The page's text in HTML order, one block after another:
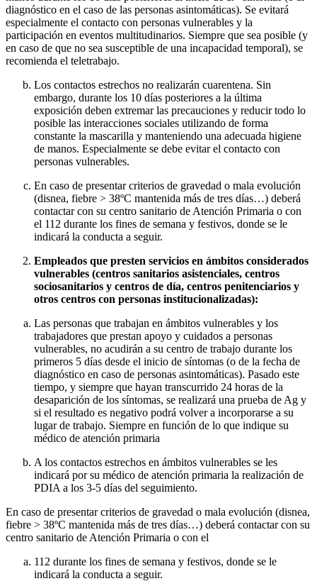
diagnóstico en el caso de las personas asintomáticas). Se evitará
especialmente el contacto con personas vulnerables y la
participación en eventos multitudinarios. Siempre que sea posible (y
en caso de que no sea susceptible de una incapacidad temporal), se
recomienda el teletrabajo.
Los contactos estrechos no realizarán cuarentena. Sin
embargo, durante los 10 días posteriores a la última
exposición deben extremar las precauciones y reducir todo lo
posible las interacciones sociales utilizando de forma
constante la mascarilla y manteniendo una adecuada higiene
de manos. Especialmente se debe evitar el contacto con
personas vulnerables.
En caso de presentar criterios de gravedad o mala evolución
(disnea, fiebre > 38ºC mantenida más de tres días…) deberá
contactar con su centro sanitario de Atención Primaria o con
el 112 durante los fines de semana y festivos, donde se le
indicará la conducta a seguir.
Empleados que presten servicios en ámbitos considerados
vulnerables (centros sanitarios asistenciales, centros
sociosanitarios y centros de día, centros penitenciarios y
otros centros con personas institucionalizadas):
Las personas que trabajan en ámbitos vulnerables y los
trabajadores que prestan apoyo y cuidados a personas
vulnerables, no acudirán a su centro de trabajo durante los
primeros 5 días desde el inicio de síntomas (o de la fecha de
diagnóstico en caso de personas asintomáticas). Pasado este
tiempo, y siempre que hayan transcurrido 24 horas de la
desaparición de los síntomas, se realizará una prueba de Ag y
si el resultado es negativo podrá volver a incorporarse a su
lugar de trabajo. Siempre en función de lo que indique su
médico de atención primaria
A los contactos estrechos en ámbitos vulnerables se les
indicará por su médico de atención primaria la realización de
PDIA a los 3-5 días del seguimiento.
En caso de presentar criterios de gravedad o mala evolución (disnea,
fiebre > 38ºC mantenida más de tres días…) deberá contactar con su
centro sanitario de Atención Primaria o con el
112 durante los fines de semana y festivos, donde se le
indicará la conducta a seguir.